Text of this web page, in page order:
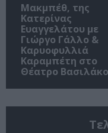
Μακμπέθ, της
Κατερίνας
Ευαγγελάτου με
Γιώργο Γάλλο &
Καρυοφυλλιά
Καραμπέτη στο
Θέατρο